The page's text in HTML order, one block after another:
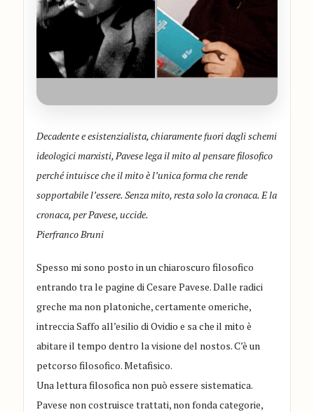
Decadente e esistenzialista, chiaramente fuori dagli schemi
ideologici marxisti, Pavese lega il mito al pensare filosofico
perché intuisce che il mito è l’unica forma che rende
sopportabile l’essere. Senza mito, resta solo la cronaca. E la
cronaca, per Pavese, uccide.
Pierfranco Bruni
Spesso mi sono posto in un chiaroscuro filosofico
entrando tra le pagine di Cesare Pavese. Dalle radici
greche ma non platoniche, certamente omeriche,
intreccia Saffo all’esilio di Ovidio e sa che il mito è
abitare il tempo dentro la visione del nostos. C’è un
petcorso filosofico. Metafisico.
Una lettura filosofica non può essere sistematica.
Pavese non costruisce trattati, non fonda categorie,